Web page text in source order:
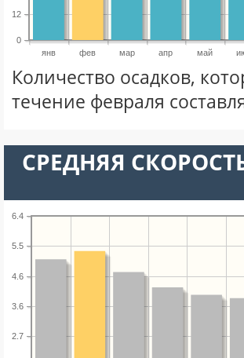
янв фев мар апр май
0
12
Количество осадков,
течение февраля
СРЕДНЯЯ
2.7
3.6
4.6
5.5
6.4